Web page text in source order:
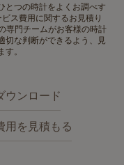
とつの時計をよくお調べす
ス費用に関するお見積り
専門チームがお客様の時計
切な判断ができるよう、見
。
ウンロード
用を見積もる